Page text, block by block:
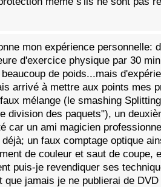
mon expérience personnelle:
d'exercice physique par 30
de poids...mais
arrivé à mettre aux points mes
mélange (le smashing
division des paquets"), un
car un ami magicien
un faux comptage optique
de couleur et saut de coupe,
puis-je revendiquer ses
que jamais je ne publierai de